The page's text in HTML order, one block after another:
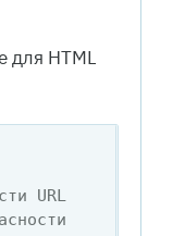
для HTML
URL